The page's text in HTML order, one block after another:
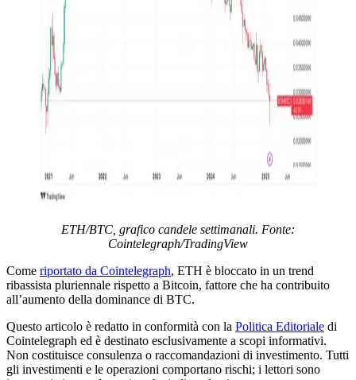
ETH/BTC, grafico candele settimanali. Fonte:
Cointelegraph/TradingView
Come riportato da Cointelegraph, ETH è bloccato in un trend
ribassista pluriennale rispetto a Bitcoin, fattore che ha contribuito
all’aumento della dominance di BTC.
Questo articolo è redatto in conformità con la Politica Editoriale di
Cointelegraph ed è destinato esclusivamente a scopi informativi.
Non costituisce consulenza o raccomandazioni di investimento. Tutti
gli investimenti e le operazioni comportano rischi; i lettori sono